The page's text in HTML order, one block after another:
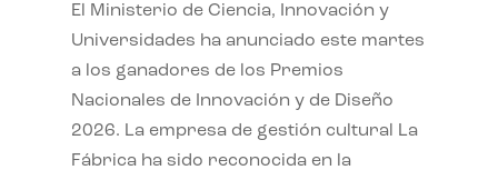
El Ministerio de Ciencia, Innovación y
Universidades ha anunciado este martes
a los ganadores de los Premios
Nacionales de Innovación y de Diseño
2026. La empresa de gestión cultural La
Fábrica ha sido reconocida en la